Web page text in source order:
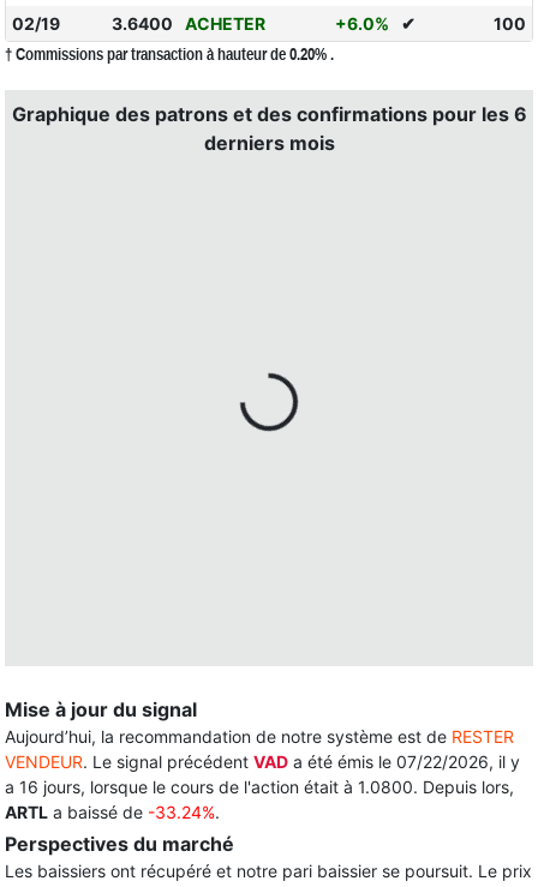
02/19
3.6400 ACHETER +6.0% ✔ 100
† Commissions par transaction à hauteur de 0.20% .
Graphique des patrons et des confirmations pour les 6
derniers mois
Mise à jour du signal
Aujourd’hui, la recommandation de notre système est de RESTER
VENDEUR. Le signal précédent VAD a été émis le 07/22/2026, il y
a 16 jours, lorsque le cours de l'action était à 1.0800. Depuis lors,
ARTL a baissé de -33.24%.
Perspectives du marché
Les baissiers ont récupéré et notre pari baissier se poursuit. Le prix